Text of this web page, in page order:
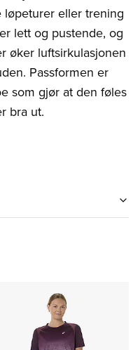
eller trening
lett og pustende, og
øker luftsirkulasjonen
Passformen er
som gjør at den føles
bra ut.